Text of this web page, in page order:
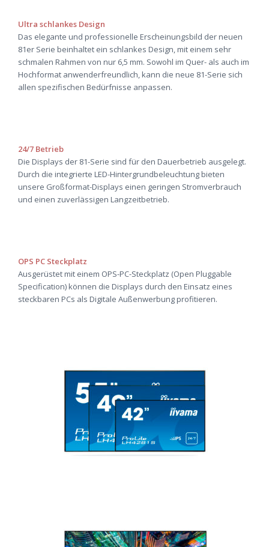
Ultra schlankes Design
Das elegante und professionelle Erscheinungsbild der neuen
81er Serie beinhaltet ein schlankes Design, mit einem sehr
schmalen Rahmen von nur 6,5 mm. Sowohl im Quer- als auch im
Hochformat anwenderfreundlich, kann die neue 81-Serie sich
allen spezifischen Bedürfnisse anpassen.
24/7 Betrieb
Die Displays der 81-Serie sind für den Dauerbetrieb ausgelegt.
Durch die integrierte LED-Hintergrundbeleuchtung bieten
unsere Großformat-Displays einen geringen Stromverbrauch
und einen zuverlässigen Langzeitbetrieb.
OPS PC Steckplatz
Ausgerüstet mit einem OPS-PC-Steckplatz (Open Pluggable
Specification) können die Displays durch den Einsatz eines
steckbaren PCs als Digitale Außenwerbung profitieren.